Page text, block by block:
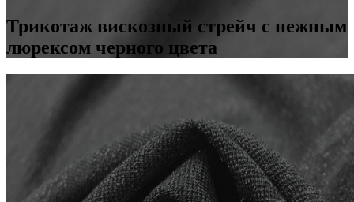
Трикотаж вискозный стрейч с нежным
люрексом черного цвета